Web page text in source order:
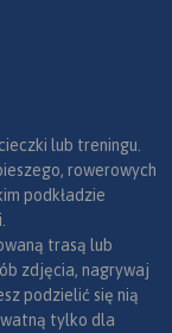
lub treningu.
rowerowych
podkładzie
trasą lub
zdjęcia, nagrywaj
podzielić się nią
tylko dla